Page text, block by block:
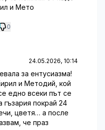
и Мето
0
24.05.2026, 10:14
за ентусиазма!
и Методий, кой
едно всеки път се
гъзария покрай 24
цветя… а после
че праз